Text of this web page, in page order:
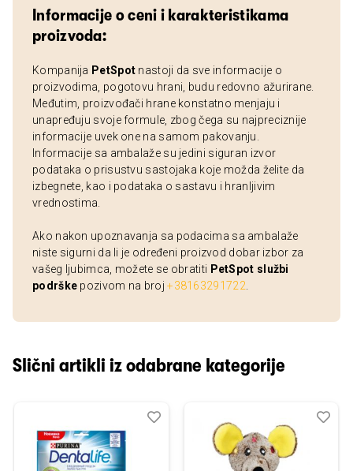
Informacije o ceni i karakteristikama
proizvoda:
Kompanija PetSpot nastoji da sve informacije o
proizvodima, pogotovu hrani, budu redovno ažurirane.
Međutim, proizvođači hrane konstatno menjaju i
unapređuju svoje formule, zbog čega su najpreciznije
informacije uvek one na samom pakovanju.
Informacije sa ambalaže su jedini siguran izvor
podataka o prisustvu sastojaka koje možda želite da
izbegnete, kao i podataka o sastavu i hranljivim
vrednostima.
Ako nakon upoznavanja sa podacima sa ambalaže
niste sigurni da li je određeni proizvod dobar izbor za
vašeg ljubimca, možete se obratiti PetSpot službi
podrške pozivom na broj+38163291722
Slični artikli iz odabrane kategorije
Dodaj
Uporedi